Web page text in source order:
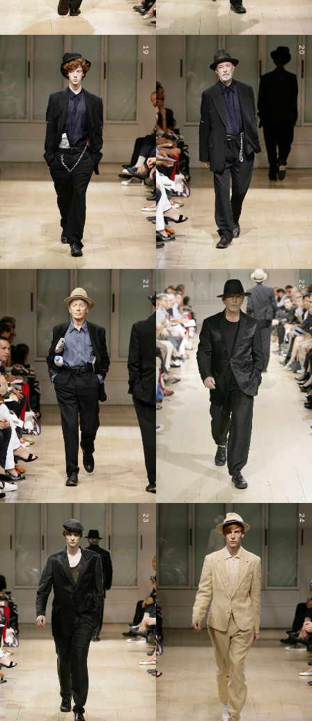
19 20
21 22
23 24